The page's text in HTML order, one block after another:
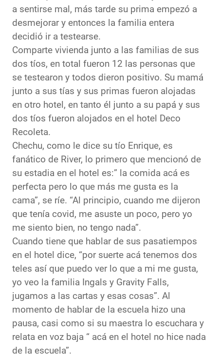
a sentirse mal, más tarde su prima empezó a
desmejorar y entonces la familia entera
decidió ir a testearse.
Comparte vivienda junto a las familias de sus
dos tíos, en total fueron 12 las personas que
se testearon y todos dieron positivo. Su mamá
junto a sus tías y sus primas fueron alojadas
en otro hotel, en tanto él junto a su papá y sus
dos tíos fueron alojados en el hotel Deco
Recoleta.
Chechu, como le dice su tío Enrique, es
fanático de River, lo primero que mencionó de
su estadia en el hotel es:” la comida acá es
perfecta pero lo que más me gusta es la
cama”, se ríe. “Al principio, cuando me dijeron
que tenía covid, me asuste un poco, pero yo
me siento bien, no tengo nada”.
Cuando tiene que hablar de sus pasatiempos
en el hotel dice, “por suerte acá tenemos dos
teles así que puedo ver lo que a mi me gusta,
yo veo la familia Ingals y Gravity Falls,
jugamos a las cartas y esas cosas”. Al
momento de hablar de la escuela hizo una
pausa, casi como si su maestra lo escuchara y
relata en voz baja “ acá en el hotel no hice nada
de la escuela”.